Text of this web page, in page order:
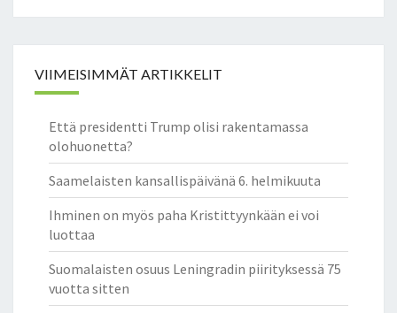
VIIMEISIMMÄT ARTIKKELIT
Että presidentti Trump olisi rakentamassa
olohuonetta?
Saamelaisten kansallispäivänä 6. helmikuuta
Ihminen on myös paha Kristittyynkään ei voi
luottaa
Suomalaisten osuus Leningradin piirityksessä 75
vuotta sitten